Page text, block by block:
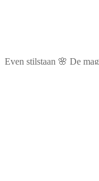
Even stilstaan 🌸 De